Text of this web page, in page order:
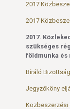
2017
2017
2017.
szükséges
földmunka és
Bíráló
Jegyzőköny
Közbeszerzési